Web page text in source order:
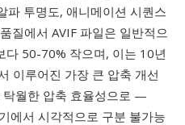
파 투명도, 애니메이션 시퀀스
질에서 AVIF 파일은 일반적으
다 50-70% 작으며, 이는 10년
이루어진 가장 큰 압축 개선
탁월한 압축 효율성으로 —
에서 시각적으로 구분 불가능